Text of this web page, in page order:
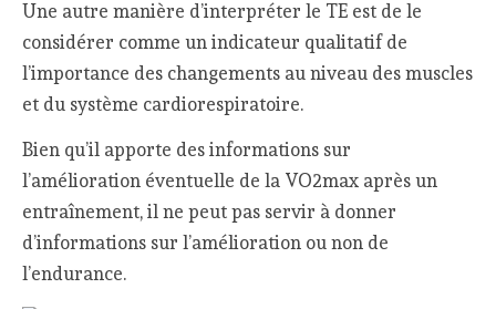
Une autre manière d’interpréter le TE est de le
considérer comme un indicateur qualitatif de
l’importance des changements au niveau des muscles
et du système cardiorespiratoire.
Bien qu’il apporte des informations sur
l’amélioration éventuelle de la VO2max après un
entraînement, il ne peut pas servir à donner
d’informations sur l’amélioration ou non de
l’endurance.